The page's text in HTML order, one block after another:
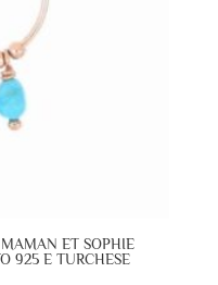
ET SOPHIE
925 E TURCHESE